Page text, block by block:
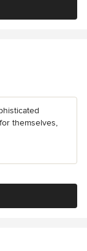
themselves,